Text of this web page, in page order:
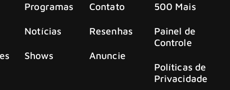
Programas
Notícias
Shows
Contato
Resenhas
Anuncie
500 Mais
Painel de
Controle
Políticas de
Privacidade